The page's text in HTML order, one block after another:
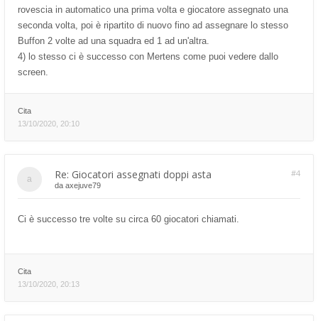
rovescia in automatico una prima volta e giocatore assegnato una
seconda volta, poi è ripartito di nuovo fino ad assegnare lo stesso
Buffon 2 volte ad una squadra ed 1 ad un'altra.
4) lo stesso ci è successo con Mertens come puoi vedere dallo
screen.
Cita
13/10/2020, 20:10
Re: Giocatori assegnati doppi asta #4
da axejuve79
Ci è successo tre volte su circa 60 giocatori chiamati.
Cita
13/10/2020, 20:13